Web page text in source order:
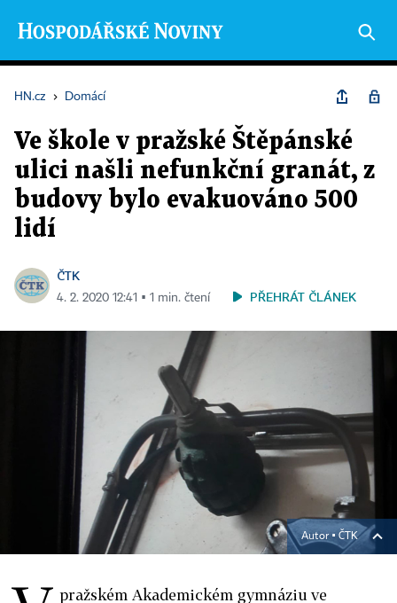
HN.cz › Domácí
Ve škole v pražské Štěpánské
ulici našli nefunkční granát, z
budovy bylo evakuováno 500
lidí
ČTK
4. 2. 2020 12:41 ▪ 1 min. čtení PŘEHRÁT ČLÁNEK
Autor ▪ ČTK
pražském Akademickém gymnáziu ve